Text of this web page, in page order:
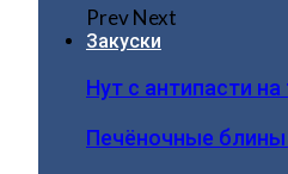
PrevNext
Закуски
Нут с антипасти на
Печёночные